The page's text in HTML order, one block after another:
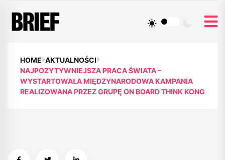
HOME AKTUALNOŚCI
NAJPOZYTYWNIEJSZA PRACA ŚWIATA –
WYSTARTOWAŁA MIĘDZYNARODOWA KAMPANIA
REALIZOWANA PRZEZ GRUPĘ ON BOARD THINK KONG